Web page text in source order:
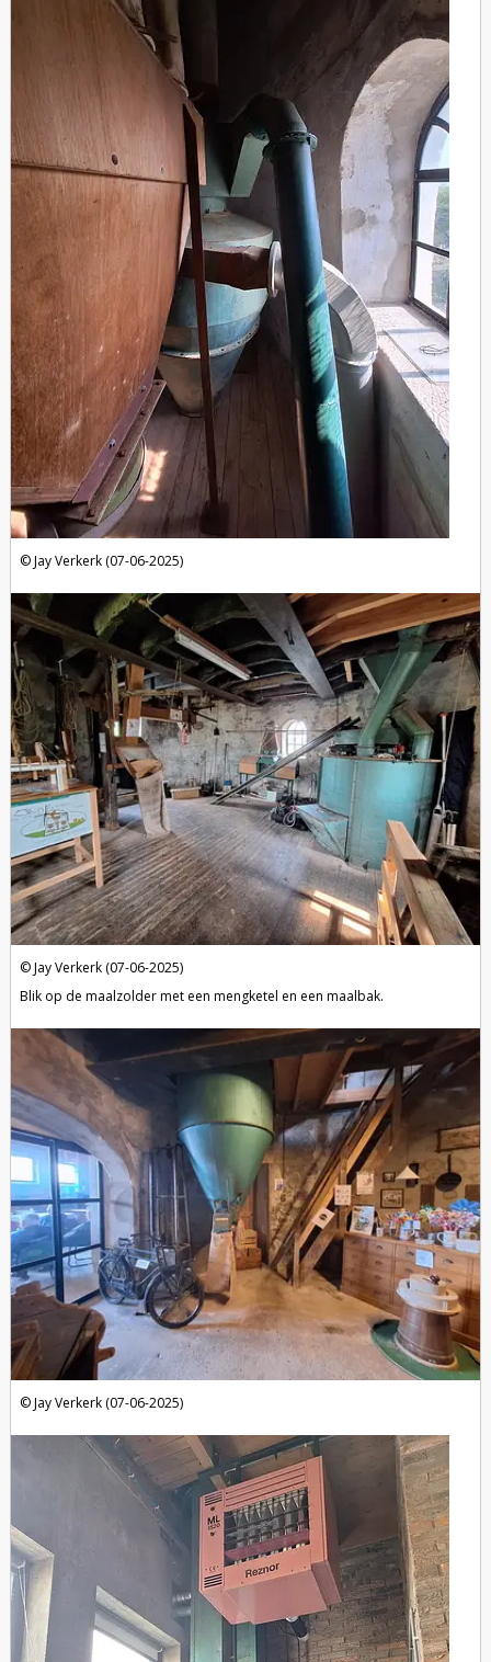
Jay Verkerk (07-06-2025)
Jay Verkerk (07-06-2025)
Blik op de maalzolder met een mengketel en een maalbak.
Jay Verkerk (07-06-2025)